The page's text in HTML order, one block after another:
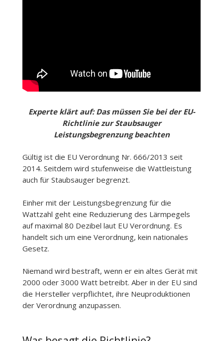
Experte klärt auf: Das müssen Sie bei der EU-
Richtlinie zur Staubsauger
Leistungsbegrenzung beachten
Gültig ist die EU Verordnung Nr. 666/2013 seit
2014. Seitdem wird stufenweise die Wattleistung
auch für Staubsauger begrenzt.
Einher mit der Leistungsbegrenzung für die
Wattzahl geht eine Reduzierung des Lärmpegels
auf maximal 80 Dezibel laut EU Verordnung. Es
handelt sich um eine Verordnung, kein nationales
Gesetz.
Niemand wird bestraft, wenn er ein altes Gerät mit
2000 oder 3000 Watt betreibt. Aber in der EU sind
die Hersteller verpflichtet, ihre Neuproduktionen
der Verordnung anzupassen.